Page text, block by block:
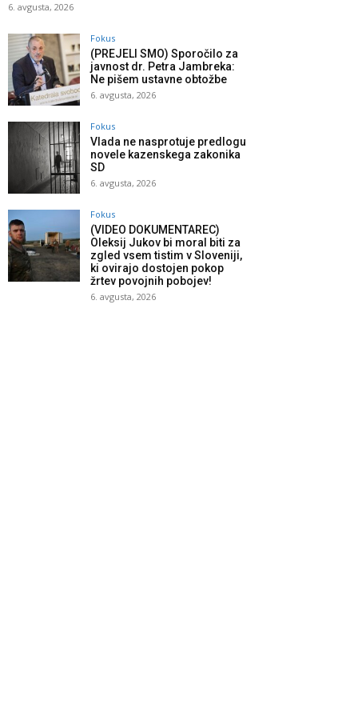
6. avgusta, 2026
Fokus
(PREJELI SMO) Sporočilo za
javnost dr. Petra Jambreka:
Ne pišem ustavne obtožbe
6. avgusta, 2026
Fokus
Vlada ne nasprotuje predlogu
novele kazenskega zakonika
SD
6. avgusta, 2026
Fokus
(VIDEO DOKUMENTAREC)
Oleksij Jukov bi moral biti za
zgled vsem tistim v Sloveniji,
ki ovirajo dostojen pokop
žrtev povojnih pobojev!
6. avgusta, 2026